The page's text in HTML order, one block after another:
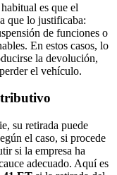
es que el
que lo justificaba:
de funciones o
En estos casos, lo
la devolución,
el vehículo.
su retirada puede
el caso, si procede
si la empresa ha
adecuado. Aquí es